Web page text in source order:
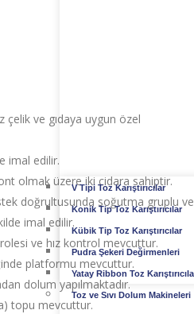
V Tipi Toz Karıştırıcılar
Konik Tip Toz Karıştırıcılar
Kübik Tip Toz Karıştırıcılar
Pudra Şekeri Değirmenleri
Yatay Ribbon Toz
Toz ve Sıvı Dolum Makineleri
ve gıdaya uygun özel
imal edilir.
olmak üzere iki cidara sahiptir.
doğrultusunda soğutma gruplu ve
imal edilir.
ve hız kontrol mevcuttur.
platformu mevcuttur.
dolum yapılmaktadır.
topu mevcuttur.